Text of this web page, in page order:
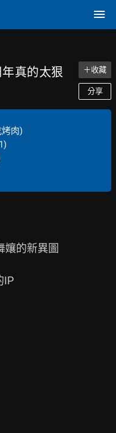
真的太狠
＋收藏
分享
肉)
孃的新異圖
IP